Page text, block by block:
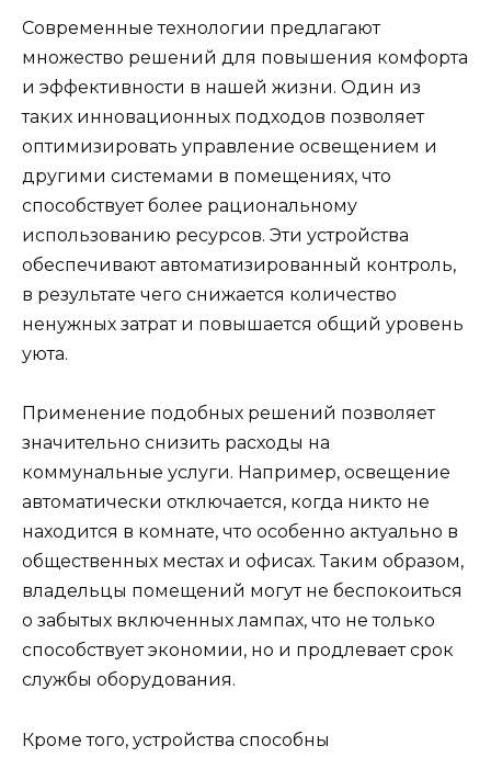
Современные технологии предлагают
множество решений для повышения комфорта
и эффективности в нашей жизни. Один из
таких инновационных подходов позволяет
оптимизировать управление освещением и
другими системами в помещениях, что
способствует более рациональному
использованию ресурсов. Эти устройства
обеспечивают автоматизированный контроль,
в результате чего снижается количество
ненужных затрат и повышается общий уровень
уюта.
Применение подобных решений позволяет
значительно снизить расходы на
коммунальные услуги. Например, освещение
автоматически отключается, когда никто не
находится в комнате, что особенно актуально в
общественных местах и офисах. Таким образом,
владельцы помещений могут не беспокоиться
о забытых включенных лампах, что не только
способствует экономии, но и продлевает срок
службы оборудования.
Кроме того, устройства способны